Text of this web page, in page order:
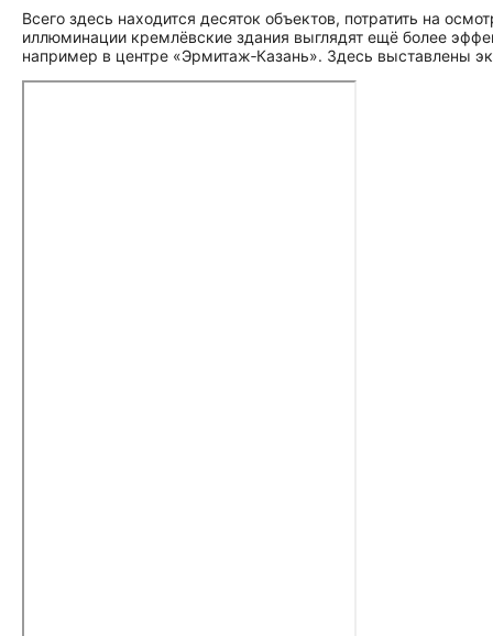
Всего здесь находится десяток объектов, потратить на
иллюминации кремлёвские здания выглядят ещё более
например в центре «Эрмитаж‑Казань». Здесь выставлены